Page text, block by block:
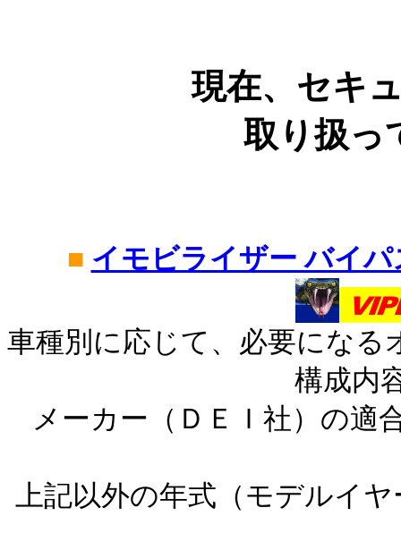
現在、セキ
取り扱っ
■ イモビライザー バイパ
車種別に応じて、必要にな
構成内
メーカー（ＤＥＩ社）の適
上記以外の年式（モデルイ